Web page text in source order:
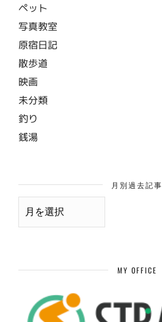
ペット
写真教室
原宿日記
散歩道
映画
未分類
釣り
銭湯
月別過去記事
月
MY OFFICE